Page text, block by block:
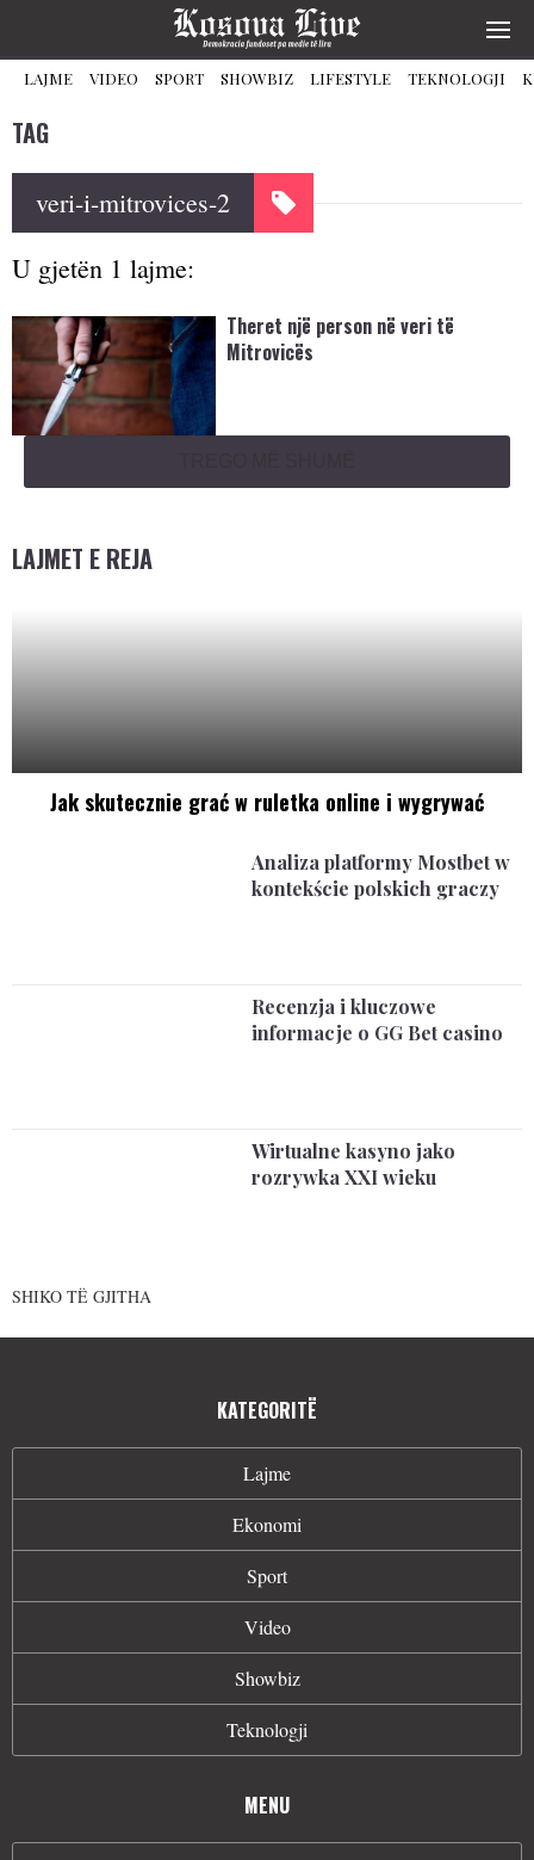
LAJME VIDEO SPORT SHOWBIZ LIFESTYLE TEKNOLOGJI
TAG
veri-i-mitrovices-2
U gjetën 1 lajme:
Theret një person në veri të
Mitrovicës
LAJMET E REJA
Jak skutecznie grać w ruletka online i wygrywać
Analiza platformy Mostbet w
kontekście polskich graczy
Recenzja i kluczowe
informacje o GG Bet casino
Wirtualne kasyno jako
rozrywka XXI wieku
SHIKO TË GJITHA
KATEGORITË
Lajme
Ekonomi
Sport
Video
Showbiz
Teknologji
MENU